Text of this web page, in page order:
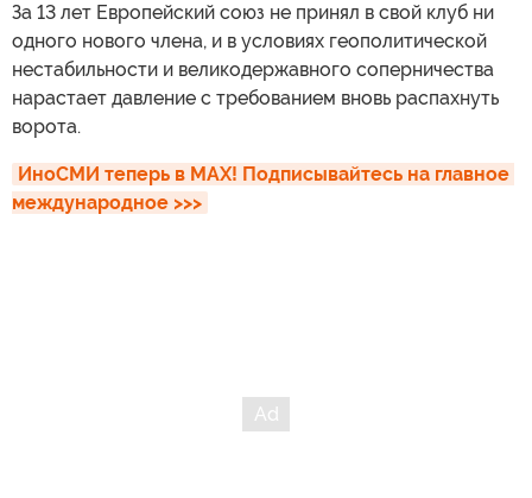
За 13 лет Европейский союз не принял в свой клуб ни
одного нового члена, и в условиях геополитической
нестабильности и великодержавного соперничества
нарастает давление с требованием вновь распахнуть
ворота.
ИноСМИ теперь в MAX! Подписывайтесь на главное
международное >>>